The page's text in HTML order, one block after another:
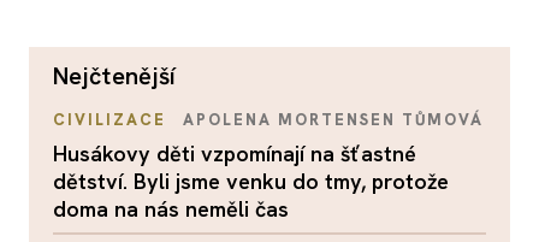
nejčtenější
CIVILIZACE APOLENA MORTENSEN TŮMOVÁ
Husákovy děti vzpomínají na šťastné
dětství. Byli jsme venku do tmy, protože
doma na nás neměli čas